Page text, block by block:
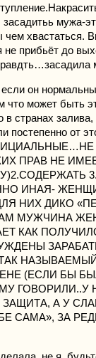
мужа-
хвастаться.
не прибьёт до
он
что может быть
странах
постепенно от
ПРАВ НЕ
ИНАЯ-
НИХ ДИКО
МУЖЧИНА
КАК
(ЕСЛИ БЫ
ГОВОРИЛИ..У
А У
САМА», ЗА